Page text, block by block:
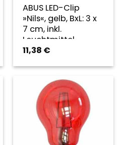
ABUS LED-Clip
»Nils«, gelb, BxL: 3 x
7 cm, inkl.
Leuchtmittel
11,38 €